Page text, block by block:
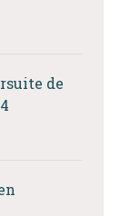
de